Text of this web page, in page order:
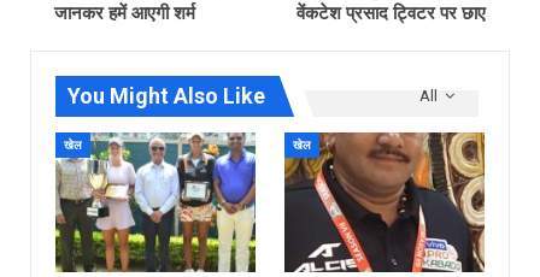
जानकर हमें आएगी शर्म
वेंकटेश प्रसाद ट्विटर पर छाए
All
You Might Also Like
खेल खेल